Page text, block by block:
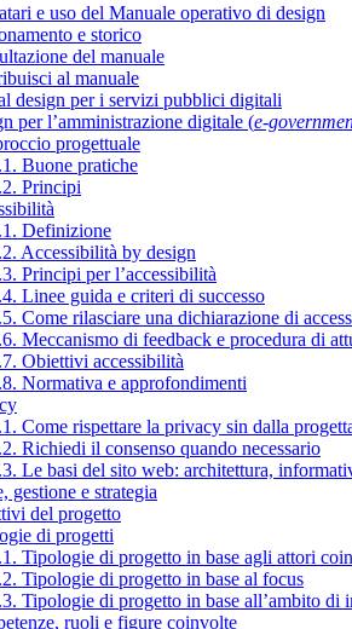
e uso del Manuale operativo di design
e storico
del manuale
al manuale
design per i servizi pubblici digitali
per l’amministrazione digitale (e-
progettuale
Buone pratiche
Principi
Definizione
Accessibilità by design
Principi per l’accessibilità
Linee guida e criteri di successo
Come rilasciare una dichiarazione di
Meccanismo di feedback e procedura di
Obiettivi accessibilità
Normativa e approfondimenti
Come rispettare la privacy sin dalla
Richiedi il consenso quando necessario
Le basi del sito web: architettura,
gestione e strategia
del progetto
di progetti
Tipologie di progetto in base agli attori
Tipologie di progetto in base al focus
Tipologie di progetto in base all’ambito di
ruoli e figure coinvolte